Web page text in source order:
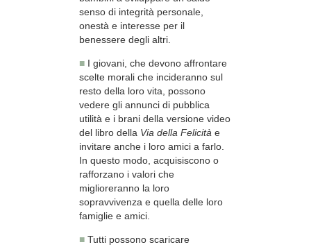
senso di integrità personale,
onestà e interesse per il
benessere degli altri.
■ I giovani, che devono affrontare
scelte morali che incideranno sul
resto della loro vita, possono
vedere gli annunci di pubblica
utilità e i brani della versione video
del libro della Via della Felicità e
invitare anche i loro amici a farlo.
In questo modo, acquisiscono o
rafforzano i valori che
miglioreranno la loro
sopravvivenza e quella delle loro
famiglie e amici.
■ Tutti possono scaricare